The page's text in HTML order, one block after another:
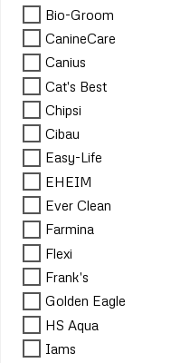
Bio-Groom
CanineCare
Canius
Cat's Best
Chipsi
Cibau
Easy-Life
EHEIM
Ever Clean
Farmina
Flexi
Frank's
Golden Eagle
HS Aqua
Iams